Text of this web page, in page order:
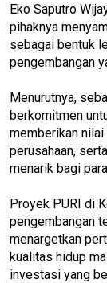
Eko Saputro
pihaknya
sebagai bentuk
pengembangan
Menurutnya,
berkomitmen
memberikan
perusahaan,
menarik bagi
Proyek PURI di
pengembangan
menargetkan
kualitas hidup
investasi yang